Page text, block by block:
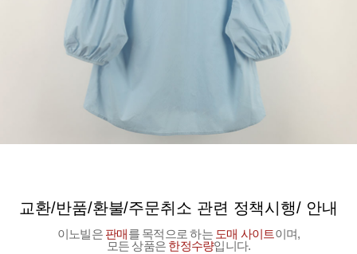
교환/반품/환불/주문취소 관련 정책시행/ 안내
이노빌은 판매를 목적으로 하는 도매 사이트이며,
모든 상품은 한정수량입니다.